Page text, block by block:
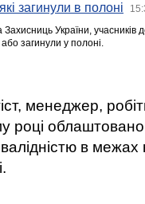
загинули в полоні
Захисниць України,
або загинули у полоні.
менеджер,
році
в межах